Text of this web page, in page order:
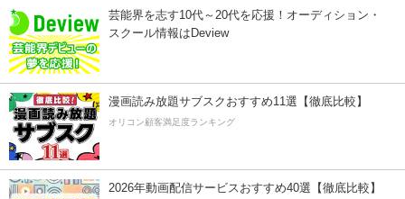
芸能界を志す10代～20代を応援！オーディション・
スクール情報はDeview
漫画読み放題サブスクおすすめ11選【徹底比較】
オリコン顧客満足度ランキング
2026年動画配信サービスおすすめ40選【徹底比較】